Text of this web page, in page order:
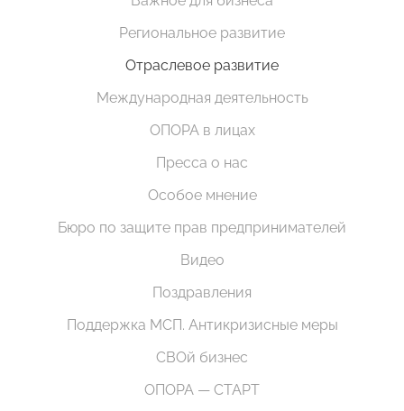
Региональное развитие
Отраслевое развитие
Международная деятельность
ОПОРА в лицах
Пресса о нас
Особое мнение
Бюро по защите прав предпринимателей
Видео
Поздравления
Поддержка МСП. Антикризисные меры
СВОй бизнес
ОПОРА — СТАРТ